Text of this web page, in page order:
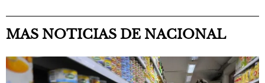
MAS NOTICIAS DE NACIONAL